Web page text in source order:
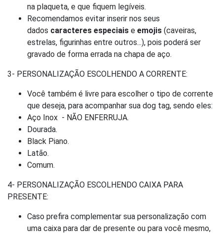
na plaqueta, e que fiquem legíveis.
Recomendamos evitar inserir nos seus
dados caracteres especiais e emojis (caveiras,
estrelas, figurinhas entre outros...), pois poderá ser
gravado de forma errada na chapa de aço.
3- PERSONALIZAÇÃO ESCOLHENDO A CORRENTE:
Você também é livre para escolher o tipo de corrente
que deseja, para acompanhar sua dog tag, sendo eles:
Aço Inox - NÃO ENFERRUJA.
Dourada.
Black Piano.
Latão.
Comum.
4- PERSONALIZAÇÃO ESCOLHENDO CAIXA PARA
PRESENTE:
Caso prefira complementar sua personalização com
uma caixa para dar de presente ou para você mesmo,